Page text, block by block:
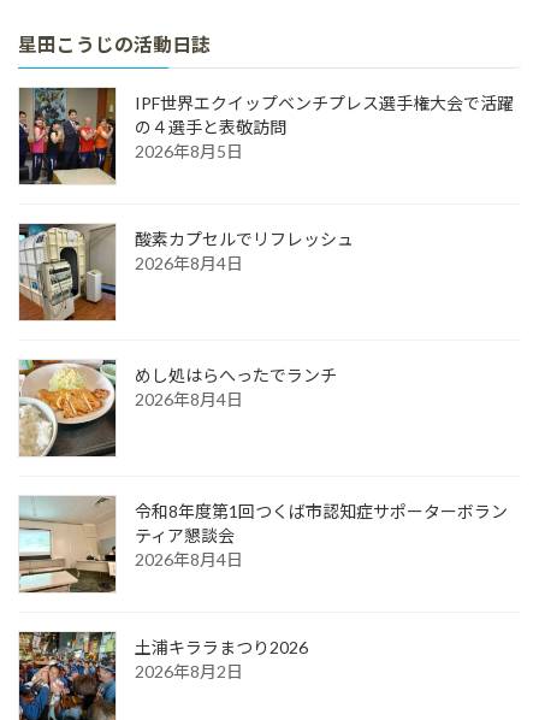
星田こうじの活動日誌
IPF世界エクイップベンチプレス選手権大会で活躍
の４選手と表敬訪問
2026年8月5日
酸素カプセルでリフレッシュ
2026年8月4日
めし処はらへったでランチ
2026年8月4日
令和8年度第1回つくば市認知症サポーターボラン
ティア懇談会
2026年8月4日
土浦キララまつり2026
2026年8月2日